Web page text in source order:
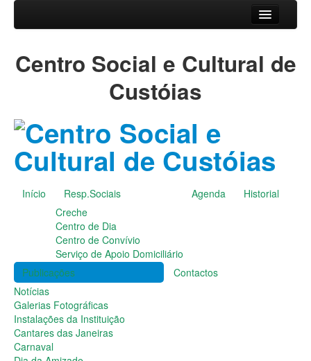
Resp.Sociais
Serviço de Apoio Domiciliário
Agenda
Historial
Publicações
Notícias
Galerias Fotográficas
Instalações da Instituição
Cantares das Janeiras
Carnaval
Dia da Amizade
Dia da Mulher
Dia do Pai
Dia da Primavera
Festejos da Páscoa
Dia da Mãe
Centro Social e Cultural de
Custóias
Início
Resp.Sociais
Creche
Centro de Dia
Centro de Convívio
Serviço de Apoio Domiciliário
Agenda Historial
Publicações
Notícias
Galerias Fotográficas
Instalações da Instituição
Cantares das Janeiras
Carnaval
Contactos